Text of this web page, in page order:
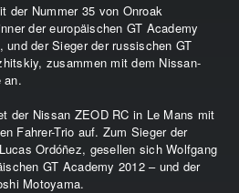
der Nummer 35 von Onroak
der europäischen GT Academy
und der Sieger der russischen GT
zusammen mit dem Nissan-
an.
der Nissan ZEOD RC in Le Mans mit
Fahrer-Trio auf. Zum Sieger der
Ordóñez, gesellen sich Wolfgang
GT Academy 2012 – und der
Motoyama.